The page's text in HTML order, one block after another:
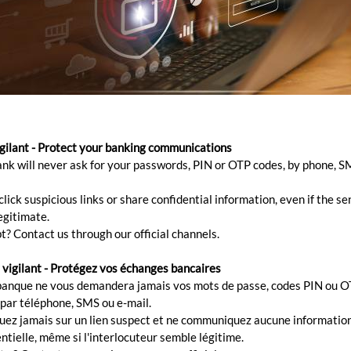
commerciales à
matière de lettres de crédit et à sa présence
de nouvelles opportunités commerciales ou nouer
lettres de crédit réduisent les risques pour
pour assurer une livraison dans les délais, à
aux termes et conditions du contrat afin de permettre
- Protect your banking communications
will never ask for your passwords, PIN or OTP codes, by phone,
suspicious links or share confidential information, even if the
Contact us through our official channels.
- Protégez vos échanges bancaires
ne vous demandera jamais vos mots de passe, codes PIN ou
téléphone, SMS ou e-mail.
jamais sur un lien suspect et ne communiquez aucune
même si l'interlocuteur semble légitime.